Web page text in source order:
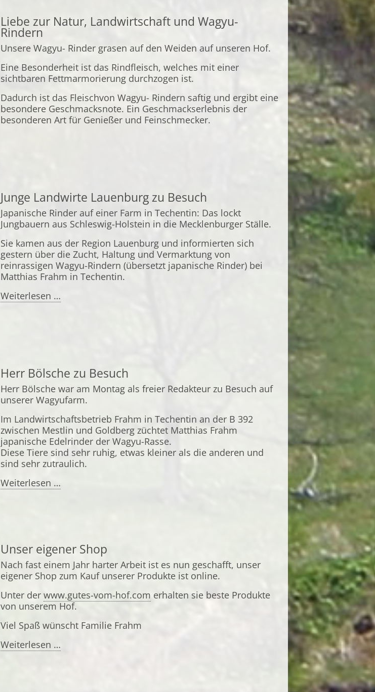
Liebe zur Natur, Landwirtschaft und Wagyu-
Rindern
Unsere Wagyu- Rinder grasen auf den Weiden auf unseren Hof.
Eine Besonderheit ist das Rindfleisch, welches mit einer
sichtbaren Fettmarmorierung durchzogen ist.
Dadurch ist das Fleischvon Wagyu- Rindern saftig und ergibt eine
besondere Geschmacksnote. Ein Geschmackserlebnis der
besonderen Art für Genießer und Feinschmecker.
Junge Landwirte Lauenburg zu Besuch
Japanische Rinder auf einer Farm in Techentin: Das lockt
Jungbauern aus Schleswig-Holstein in die Mecklenburger Ställe.
Sie kamen aus der Region Lauenburg und informierten sich
gestern über die Zucht, Haltung und Vermarktung von
reinrassigen Wagyu-Rindern (übersetzt japanische Rinder) bei
Matthias Frahm in Techentin.
Weiterlesen …
Landwirte
Herr Bölsche zu Besuch
Herr Bölsche war am Montag als freier Redakteur zu Besuch auf
unserer Wagyufarm.
Im Landwirtschaftsbetrieb Frahm in Techentin an der B 392
zwischen Mestlin und Goldberg züchtet Matthias Frahm
japanische Edelrinder der Wagyu-Rasse.
Diese Tiere sind sehr ruhig, etwas kleiner als die anderen und
sind sehr zutraulich.
Weiterlesen …
Bölsche
Unser eigener Shop
Nach fast einem Jahr harter Arbeit ist es nun geschafft, unser
eigener Shop zum Kauf unserer Produkte ist online.
Unter der www.gutes-vom-hof.com erhalten sie beste Produkte
von unserem Hof.
Viel Spaß wünscht Familie Frahm
Weiterlesen …
eigener